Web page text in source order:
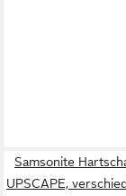
Samsonite
UPSCAPE,